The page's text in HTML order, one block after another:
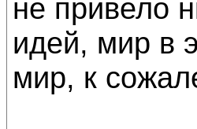
не привело
идей, мир в
мир, к